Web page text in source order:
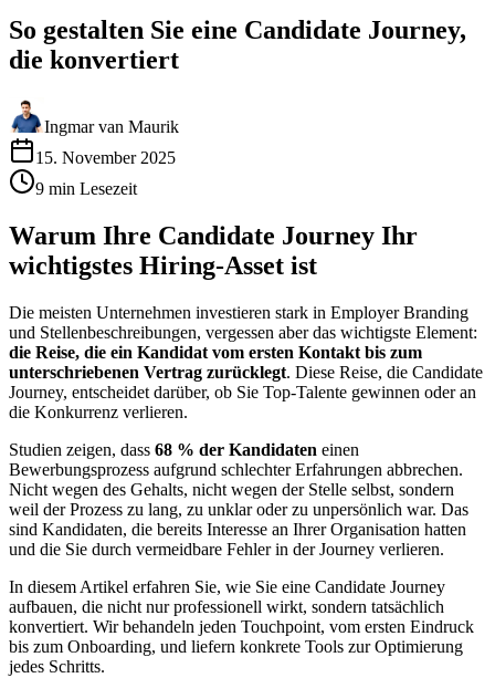
So gestalten Sie eine Candidate Journey,
die konvertiert
Ingmar van Maurik
15. November 2025
9 min Lesezeit
Warum Ihre Candidate Journey Ihr
wichtigstes Hiring-Asset ist
Die meisten Unternehmen investieren stark in Employer Branding
und Stellenbeschreibungen, vergessen aber das wichtigste Element:
die Reise, die ein Kandidat vom ersten Kontakt bis zum
unterschriebenen Vertrag zurücklegt. Diese Reise, die Candidate
Journey, entscheidet darüber, ob Sie Top-Talente gewinnen oder an
die Konkurrenz verlieren.
Studien zeigen, dass 68 % der Kandidaten einen
Bewerbungsprozess aufgrund schlechter Erfahrungen abbrechen.
Nicht wegen des Gehalts, nicht wegen der Stelle selbst, sondern
weil der Prozess zu lang, zu unklar oder zu unpersönlich war. Das
sind Kandidaten, die bereits Interesse an Ihrer Organisation hatten
und die Sie durch vermeidbare Fehler in der Journey verlieren.
In diesem Artikel erfahren Sie, wie Sie eine Candidate Journey
aufbauen, die nicht nur professionell wirkt, sondern tatsächlich
konvertiert. Wir behandeln jeden Touchpoint, vom ersten Eindruck
bis zum Onboarding, und liefern konkrete Tools zur Optimierung
jedes Schritts.